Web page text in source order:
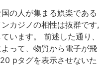
の人が集まる娯楽である
カジノの相性は抜群です,
います。 前述した通り、
って、物質から電子が飛
pタグを表示させないた